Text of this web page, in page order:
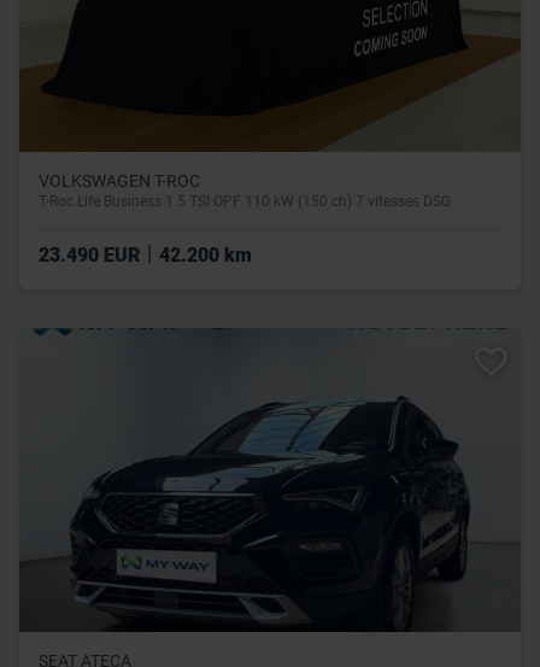
VOLKSWAGEN T-ROC
T-Roc Life Business 1.5 TSI OPF 110 kW (150 ch) 7 vitesses DSG
23.490 EUR 42.200 km
SEAT ATECA